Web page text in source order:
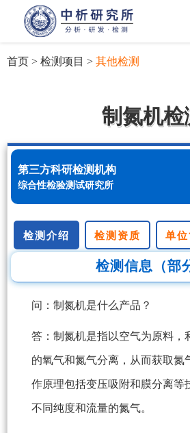
首页 > 检测项目 > 其他检测
制氮机检
第三方科研检测机构
综合性检验测试研究所
检测介绍 检测资质 单
检测信息（部
问：制氮机是什么产品？
答：制氮机是指以空气为原料，
的氧气和氮气分离，从而获取氮
作原理包括变压吸附和膜分离等
不同纯度和流量的氮气。